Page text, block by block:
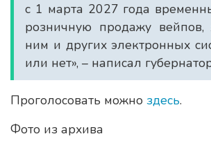
с 1 марта 2027 года
розничную продажу вейпов,
ним и других электронных
или нет», – написал
Проголосовать можно здесь.
Фото из архива